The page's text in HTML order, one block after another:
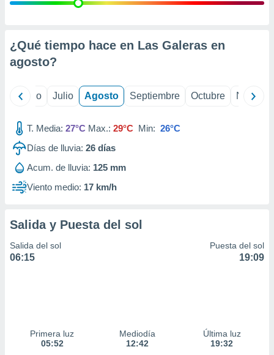
e
mediante
de
1199
¿Qué tiempo hace en Las Galeras en
agosto?
Junio Julio Agosto Septiembre Octubre
T. Media: 27°C Max.: 29°C Min: 26°C
Días de lluvia: 26 días
Acum. de lluvia: 125 mm
Viento medio: 17 km/h
Salida y Puesta del sol
Salida del sol
06:15
Puesta del sol
19:09
Primera luz
05:52
Mediodía
12:42
Última luz
19:32